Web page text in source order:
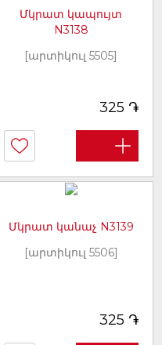
Մկրատ կապույտ
N3138
[արտիկուլ 5505]
325 ֏
Մկրատ կանաչ N3139
[արտիկուլ 5506]
325 ֏